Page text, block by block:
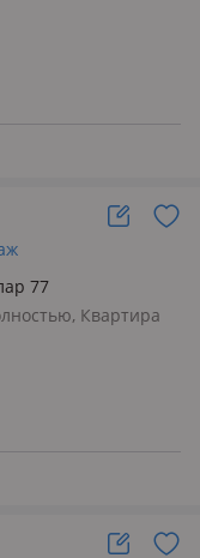
77
Квартира